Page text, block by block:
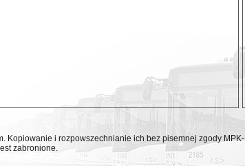
Kopiowanie i rozpowszechnianie ich bez pisemnej zgody MPK-
zabronione.